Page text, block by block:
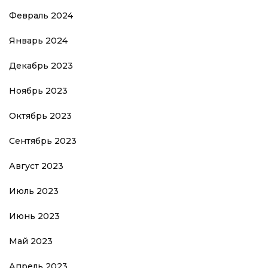
Февраль 2024
Январь 2024
Декабрь 2023
Ноябрь 2023
Октябрь 2023
Сентябрь 2023
Август 2023
Июль 2023
Июнь 2023
Май 2023